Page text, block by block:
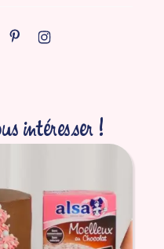
intéresser !